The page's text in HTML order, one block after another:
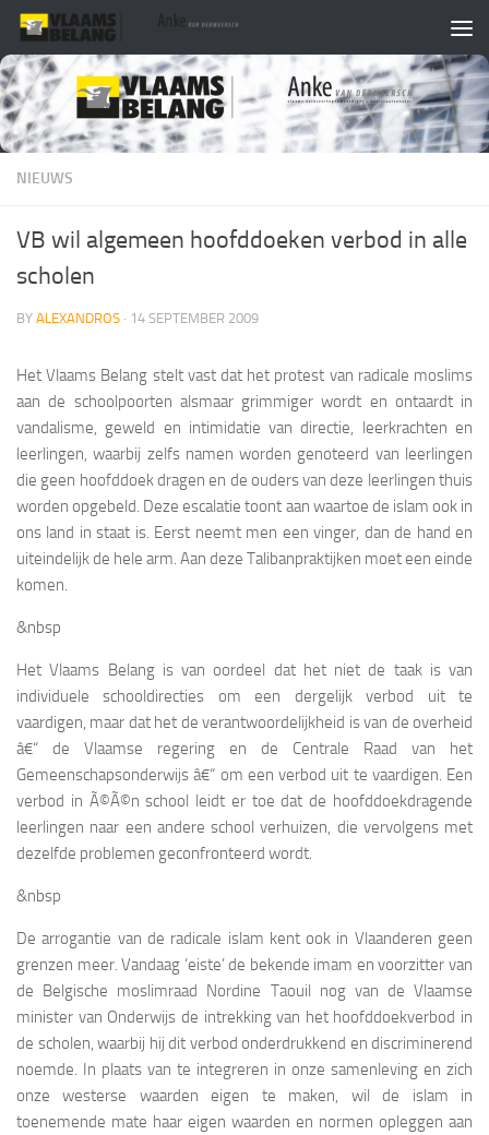
Skip to content
NIEUWS
VB wil algemeen hoofddoeken verbod in alle
scholen
BY ALEXANDROS · 14 SEPTEMBER 2009
Het Vlaams Belang stelt vast dat het protest van radicale moslims
aan de schoolpoorten alsmaar grimmiger wordt en ontaardt in
vandalisme, geweld en intimidatie van directie, leerkrachten en
leerlingen, waarbij zelfs namen worden genoteerd van leerlingen
die geen hoofddoek dragen en de ouders van deze leerlingen thuis
worden opgebeld. Deze escalatie toont aan waartoe de islam ook in
ons land in staat is. Eerst neemt men een vinger, dan de hand en
uiteindelijk de hele arm. Aan deze Talibanpraktijken moet een einde
komen.
&nbsp
Het Vlaams Belang is van oordeel dat het niet de taak is van
individuele schooldirecties om een dergelijk verbod uit te
vaardigen, maar dat het de verantwoordelijkheid is van de overheid
â€“ de Vlaamse regering en de Centrale Raad van het
Gemeenschapsonderwijs â€“ om een verbod uit te vaardigen. Een
verbod in Ã©Ã©n school leidt er toe dat de hoofddoekdragende
leerlingen naar een andere school verhuizen, die vervolgens met
dezelfde problemen geconfronteerd wordt.
&nbsp
De arrogantie van de radicale islam kent ook in Vlaanderen geen
grenzen meer. Vandaag ‘eiste’ de bekende imam en voorzitter van
de Belgische moslimraad Nordine Taouil nog van de Vlaamse
minister van Onderwijs de intrekking van het hoofddoekverbod in
de scholen, waarbij hij dit verbod onderdrukkend en discriminerend
noemde. In plaats van te integreren in onze samenleving en zich
onze westerse waarden eigen te maken, wil de islam in
toenemende mate haar eigen waarden en normen opleggen aan